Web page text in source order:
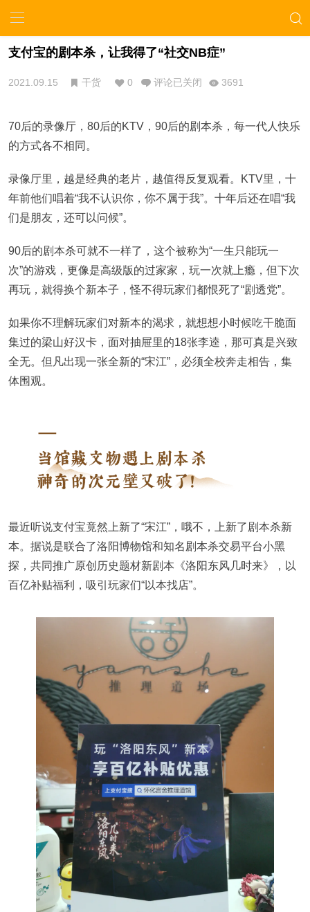
支付宝的剧本杀，让我得了“社交NB症”
2021.09.15 干货 0 评论已关闭 3691
70后的录像厅，80后的KTV，90后的剧本杀，每一代人快乐
的方式各不相同。
录像厅里，越是经典的老片，越值得反复观看。KTV里，十
年前他们唱着“我不认识你，你不属于我”。十年后还在唱“我
们是朋友，还可以问候”。
90后的剧本杀可就不一样了，这个被称为“一生只能玩一
次”的游戏，更像是高级版的过家家，玩一次就上瘾，但下次
再玩，就得换个新本子，怪不得玩家们都恨死了“剧透党”。
如果你不理解玩家们对新本的渴求，就想想小时候吃干脆面
集过的梁山好汉卡，面对抽屉里的18张李逵，那可真是兴致
全无。但凡出现一张全新的“宋江”，必须全校奔走相告，集
体围观。
最近听说支付宝竟然上新了“宋江”，哦不，上新了剧本杀新
本。据说是联合了洛阳博物馆和知名剧本杀交易平台小黑
探，共同推广原创历史题材新剧本《洛阳东风几时来》，以
百亿补贴福利，吸引玩家们“以本找店”。